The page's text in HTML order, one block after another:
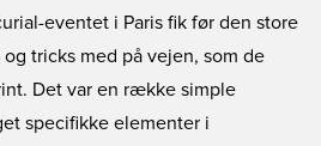
eventet i Paris fik før den store
tricks med på vejen, som de
Det var en række simple
specifikke elementer i